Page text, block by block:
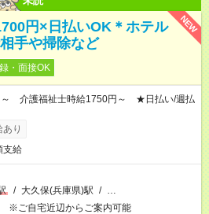
NEW
円×日払いOK＊ホテル
手や掃除など
・面接OK
～ 介護福祉士時給1750円～ ★日払い/週払
り
支給
/ 大久保(兵庫県)駅 / …
※ご自宅近辺からご案内可能